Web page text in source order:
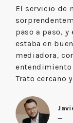
El servicio de
paso a paso,
estaba en
mediadora,
Trato cercano
—